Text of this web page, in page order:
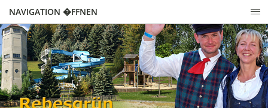
NAVIGATION �FFNEN